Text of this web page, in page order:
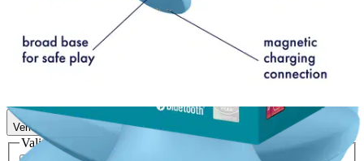
Satisfyer anaalitappi Deep
Diver Connect App
Verkkokaupan hinta
Valitse toimitustapa